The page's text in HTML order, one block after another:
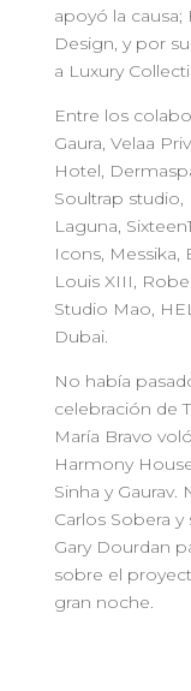
apoyó la causa;
Design, y por
a Luxury
Entre los
Gaura, Velaa
Hotel,
Soultrap
Laguna,
Icons, Messika,
Louis XIII,
Studio Mao,
Dubai.
No había
celebración de
María Bravo
Harmony
Sinha y
Carlos Sobera
Gary Dourdan
sobre el
gran noche.